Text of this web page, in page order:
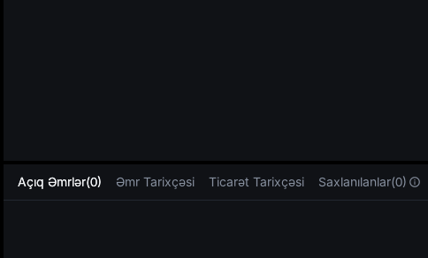
Açıq Əmrlər(0) Əmr Tarixçəsi Ticarət Tarixçəsi Saxlanılanlar(0)